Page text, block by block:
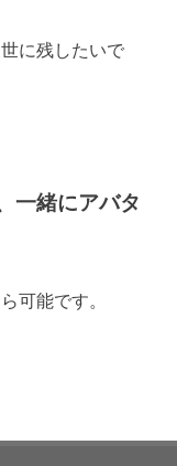
に残したいで
一緒にアバタ
可能です。